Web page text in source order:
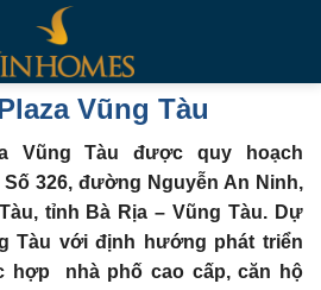
Vũng Tàu
Vũng Tàu được quy hoạch
Số 326, đường Nguyễn An Ninh,
tỉnh Bà Rịa – Vũng Tàu. Dự
Tàu với định hướng phát triển
hợp nhà phố cao cấp, căn hộ